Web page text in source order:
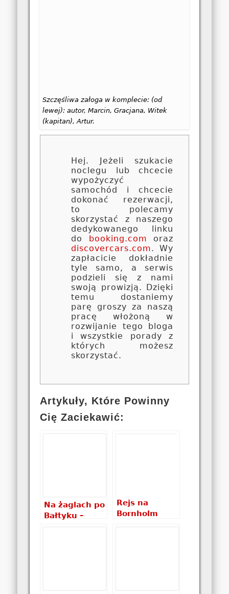
Szczęśliwa załoga w komplecie: (od
lewej): autor, Marcin, Gracjana, Witek
(kapitan), Artur.
Hej. Jeżeli szukacie
noclegu lub chcecie
wypożyczyć
samochód i chcecie
dokonać rezerwacji,
to polecamy
skorzystać z naszego
dedykowanego linku
do
booking.com oraz
discovercars.com. Wy
zapłacicie dokładnie
tyle samo, a serwis
podzieli się z nami
swoją prowizją. Dzięki
temu dostaniemy
parę groszy za naszą
pracę włożoną w
rozwijanie tego bloga
i wszystkie porady z
których możesz
skorzystać.
Artykuły, Które Powinny
Cię Zaciekawić:
Na żaglach po
Bałtyku –
Rejs na
Bornholm